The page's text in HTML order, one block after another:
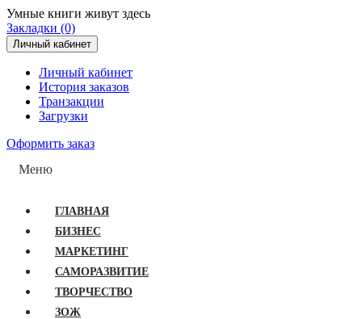
Умные книги живут здесь
Закладки (0)
Личный кабинет
Личный кабинет
История заказов
Транзакции
Загрузки
Оформить заказ
Меню
ГЛАВНАЯ
БИЗНЕС
МАРКЕТИНГ
САМОРАЗВИТИЕ
ТВОРЧЕСТВО
ЗОЖ